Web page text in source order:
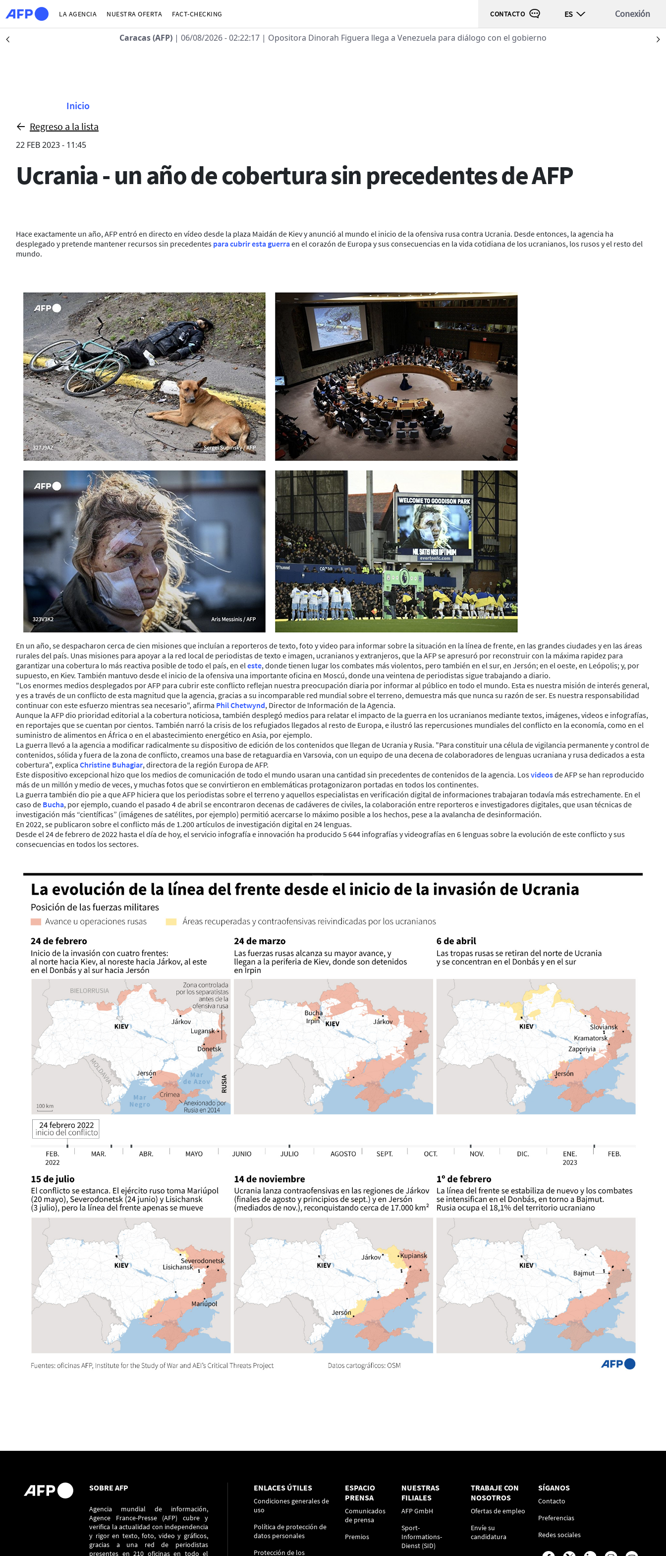
Pasar al contenido principal
LA AGENCIA NUESTRA OFERTA FACT-CHECKING CONTACTO ES Conexión
Caracas (AFP) | 06/08/2026 - 02:22:17 | Opositora Dinorah Figuera llega a Venezuela para diálogo con el gobierno
Sobrescribir enlaces de ayuda a la navegación
Inicio
Regreso a la lista
22 FEB 2023 - 11:45
Ucrania - un año de cobertura sin precedentes de AFP
Hace exactamente un año, AFP entró en directo en vídeo desde la plaza Maidán de Kiev y anunció al mundo el inicio de la ofensiva rusa contra Ucrania. Desde entonces, la agencia ha
desplegado y pretende mantener recursos sin precedentes para cubrir esta guerraen el corazón de Europa y sus consecuencias en la vida cotidiana de los ucranianos, los rusos y el resto del
mundo.
En un año, se despacharon cerca de cien misiones que incluían a reporteros de texto, foto y video para informar sobre la situación en la línea de frente, en las grandes ciudades y en las áreas
rurales del país. Unas misiones para apoyar a la red local de periodistas de texto e imagen, ucranianos y extranjeros, que la AFP se apresuró por reconstruir con la máxima rapidez para
garantizar una cobertura lo más reactiva posible de todo el país, en eleste, donde tienen lugar los combates más violentos, pero también en el sur, en Jersón; en el oeste, en Leópolis; y, por
supuesto, en Kiev. También mantuvo desde el inicio de la ofensiva una importante oficina en Moscú, donde una veintena de periodistas sigue trabajando a diario.
"Los enormes medios desplegados por AFP para cubrir este conflicto reflejan nuestra preocupación diaria por informar al público en todo el mundo. Esta es nuestra misión de interés general,
y es a través de un conflicto de esta magnitud que la agencia, gracias a su incomparable red mundial sobre el terreno, demuestra más que nunca su razón de ser. Es nuestra responsabilidad
continuar con este esfuerzo mientras sea necesario", afirma Phil Chetwynd, Director de Información de la Agencia.
Aunque la AFP dio prioridad editorial a la cobertura noticiosa, también desplegó medios para relatar el impacto de la guerra en los ucranianos mediante textos, imágenes, videos e infografías,
en reportajes que se cuentan por cientos. También narró la crisis de los refugiados llegados al resto de Europa, e ilustró las repercusiones mundiales del conflicto en la economía, como en el
suministro de alimentos en África o en el abastecimiento energético en Asia, por ejemplo.
La guerra llevó a la agencia a modificar radicalmente su dispositivo de edición de los contenidos que llegan de Ucrania y Rusia. "Para constituir una célula de vigilancia permanente y control de
contenidos, sólida y fuera de la zona de conflicto, creamos una base de retaguardia en Varsovia, con un equipo de una decena de colaboradores de lenguas ucraniana y rusa dedicados a esta
cobertura", explica Christine Buhagiar, directora de la región Europa de AFP.
Este dispositivo excepcional hizo que los medios de comunicación de todo el mundo usaran una cantidad sin precedentes de contenidos de la agencia. Losvideosde AFP se han reproducido
más de un millón y medio de veces, y muchas fotos que se convirtieron en emblemáticas protagonizaron portadas en todos los continentes.
La guerra también dio pie a que AFP hiciera que los periodistas sobre el terreno y aquellos especialistas en verificación digital de informaciones trabajaran todavía más estrechamente. En el
caso de Bucha, por ejemplo, cuando el pasado 4 de abril se encontraron decenas de cadáveres de civiles, la colaboración entre reporteros e investigadores digitales, que usan técnicas de
investigación más “científicas” (imágenes de satélites, por ejemplo) permitió acercarse lo máximo posible a los hechos, pese a la avalancha de desinformación.
En 2022, se publicaron sobre el conflicto más de 1.200 artículos de investigación digital en 24 lenguas.
Desde el 24 de febrero de 2022 hasta el día de hoy, el servicio infografía e innovación ha producido 5 644 infografías y videografías en 6 lenguas sobre la evolución de este conflicto y sus
consecuencias en todos los sectores.
SOBRE AFP
Agencia mundial de información,
Agence France-Presse (AFP) cubre y
verifica la actualidad con independencia
y rigor en texto, foto, video y gráficos,
gracias a una red de periodistas
presentes en 210 oficinas en todo el
ENLACES ÚTILES
Condiciones generales de
uso
Política de protección de
datos personales
Protección de los
ESPACIO
PRENSA
Comunicados
de prensa
Premios
NUESTRAS
FILIALES
AFP GmbH
Sport-
Informations-
Dienst (SID)
TRABAJE CON
NOSOTROS
Ofertas de empleo
Envíe su
candidatura
SÍGANOS
Contacto
Preferencias
Redes sociales